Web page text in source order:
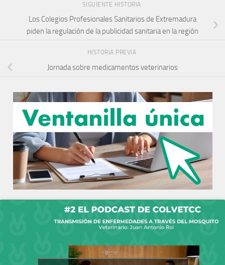
SIGUIENTE HISTORIA
Los Colegios Profesionales Sanitarios de Extremadura
piden la regulación de la publicidad sanitaria en la región
HISTORIA PREVIA
Jornada sobre medicamentos veterinarios